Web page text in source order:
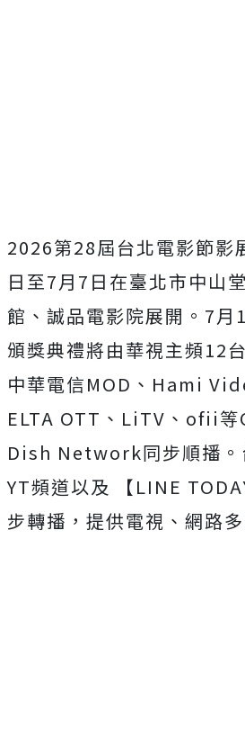
2026第28屆台北電影節影
日至7月7日在臺北市中山
館、誠品電影院展開。 7月
頒獎典禮將由華視主頻12
中華電信MOD、Hami
ELTA OTT、LiTV、ofii等
Dish Network同步順播。
YT頻道以及 【LINE
步轉播，提供電視、網路